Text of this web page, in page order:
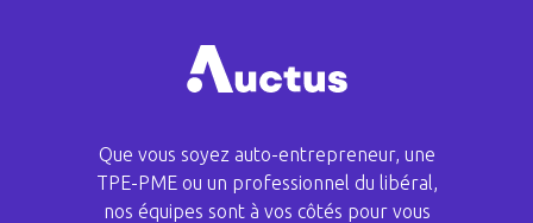
Que vous soyez auto-entrepreneur, une
TPE-PME ou un professionnel du libéral,
nos équipes sont à vos côtés pour vous